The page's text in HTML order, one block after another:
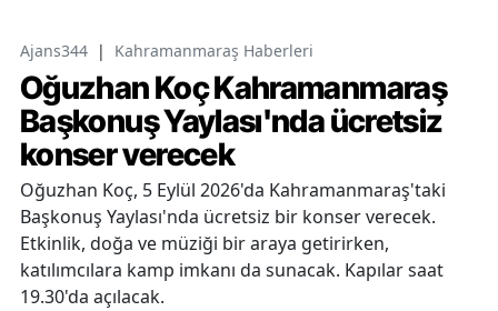
Ajans344 | Kahramanmaraş Haberleri
Oğuzhan Koç Kahramanmaraş
Başkonuş Yaylası'nda ücretsiz
konser verecek
Oğuzhan Koç, 5 Eylül 2026'da Kahramanmaraş'taki
Başkonuş Yaylası'nda ücretsiz bir konser verecek.
Etkinlik, doğa ve müziği bir araya getirirken,
katılımcılara kamp imkanı da sunacak. Kapılar saat
19.30'da açılacak.